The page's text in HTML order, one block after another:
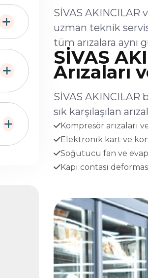
SİVAS
uzman teknik
tüm arızalara aynı
SİVAS
Arızaları
SİVAS
sık karşılaşılan
Kompresör arızaları
Elektronik kart ve
Soğutucu fan ve
Kapı contası